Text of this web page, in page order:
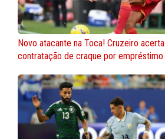
Novo atacante na Toca! Cruzeiro acerta
contratação de craque por empréstimo.